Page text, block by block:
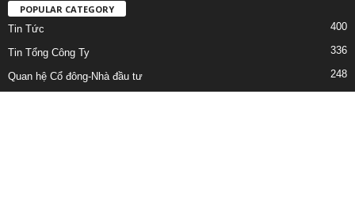
POPULAR CATEGORY
Tin Tức
400
Tin Tổng Công Ty 336
Quan hệ Cổ đông-Nhà đầu tư 248